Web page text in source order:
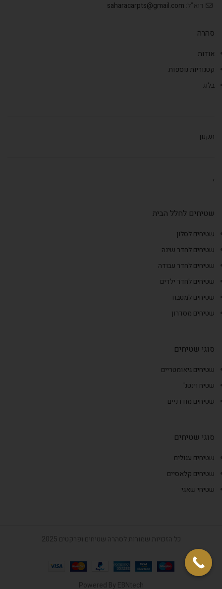
דוא"ל: saharacarpts@gmail.com
סהרה
אודות
קטגוריות נוספות
בלוג
תקנון
,
שטיחים לחלל הבית
שטיחים לסלון
שטיחים לחדר שינה
שטיחים לחדר עבודה
שטיחים לחדר ילדים
שטיחים למטבח
שטיחים מסדרון
סוגי שטיחים
שטיחים גיאומטריים
שטיח וינטג'
שטיחים מודרניים
סוגי שטיחים
שטיחים עגולים
שטיחים קלאסיים
שטיחי שאגי
כל הזכויות שמורות לסהרה שטיחים ופרקטים 2025
Powered By EBNtech